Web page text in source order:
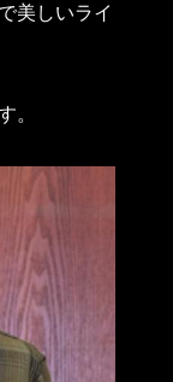
美しいライ
。